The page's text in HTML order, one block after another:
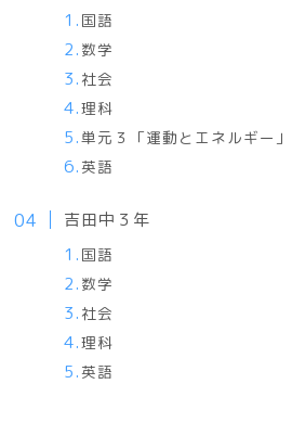
国語
数学
社会
理科
単元３「運動とエネルギー
英語
吉田中３年
国語
数学
社会
理科
英語